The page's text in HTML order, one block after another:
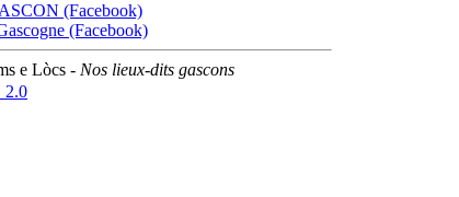
(Facebook)
(Facebook)
e Lòcs - Nos lieux-dits gascons
2.0